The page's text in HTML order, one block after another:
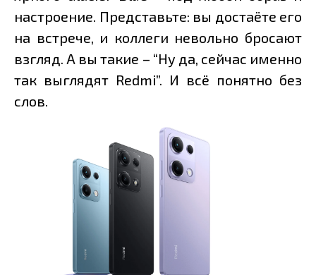
настроение. Представьте: вы достаёте его
на встрече, и коллеги невольно бросают
взгляд. А вы такие – “Ну да, сейчас именно
так выглядят Redmi”. И всё понятно без
слов.